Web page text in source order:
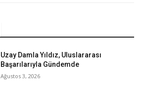
Uzay Damla Yıldız, Uluslararası
Başarılarıyla Gündemde
Ağustos 3, 2026